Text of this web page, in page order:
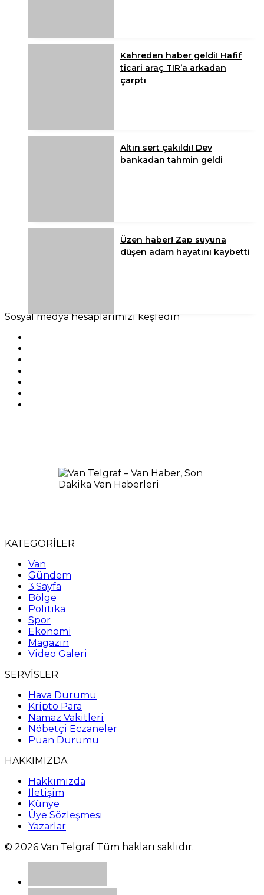
Kahreden haber geldi! Hafif
ticari araç TIR’a arkadan
çarptı
Altın sert çakıldı! Dev
bankadan tahmin geldi
Üzen haber! Zap suyuna
düşen adam hayatını kaybetti
Sosyal medya hesaplarımızı keşfedin
KATEGORİLER
Van
Gündem
3.Sayfa
Bölge
Politika
Spor
Ekonomi
Magazin
Video Galeri
SERVİSLER
Hava Durumu
Kripto Para
Namaz Vakitleri
Nöbetçi Eczaneler
Puan Durumu
HAKKIMIZDA
Hakkımızda
İletişim
Künye
Üye Sözleşmesi
Yazarlar
© 2026 Van Telgraf Tüm hakları saklıdır.